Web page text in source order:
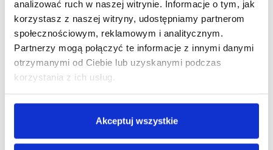
analizować ruch w naszej witrynie. Informacje o tym, jak
korzystasz z naszej witryny, udostępniamy partnerom
społecznościowym, reklamowym i analitycznym.
Partnerzy mogą połączyć te informacje z innymi danymi
otrzymanymi od Ciebie lub uzyskanymi podczas
korzystania z ich usług.
Akceptuj wszystkie
Klienci którzy zakupili ten produkt
kupili również: